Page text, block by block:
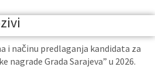
i načinu predlaganja kandidata za
nagrade Grada Sarajeva” u 2026.